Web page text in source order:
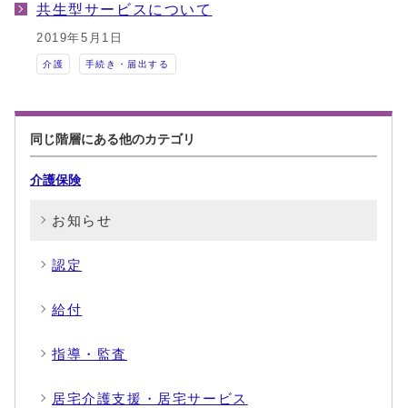
共生型サービスについて
2019年5月1日
介護 手続き・届出する
同じ階層にある他のカテゴリ
介護保険
お知らせ
認定
給付
指導・監査
居宅介護支援・居宅サービス